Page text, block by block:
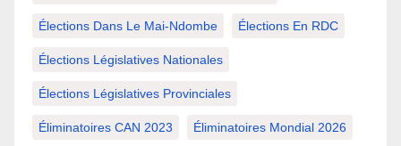
Élections Dans Le Mai-Ndombe Élections En RDC
Élections Législatives Nationales
Élections Législatives Provinciales
Éliminatoires CAN 2023 Éliminatoires Mondial 2026